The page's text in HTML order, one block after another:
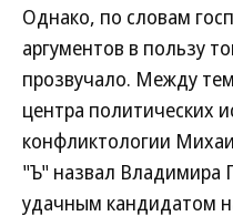
Однако, по словам
аргументов в пользу
прозвучало. Между
центра политических
конфликтологии
"Ъ" назвал Владимира
удачным кандидатом